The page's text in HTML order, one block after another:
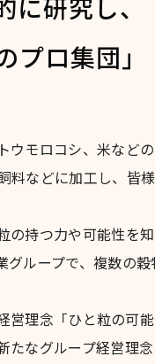
研究し、
ロ集団」
ウモロコシ、米など
などに加工し、皆
の持つ力や可能性を
ループで、複数の
理念「ひと粒の可
なグループ経営理